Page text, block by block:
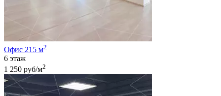
Офис 215 м2
6 этаж
1 250 руб/м2